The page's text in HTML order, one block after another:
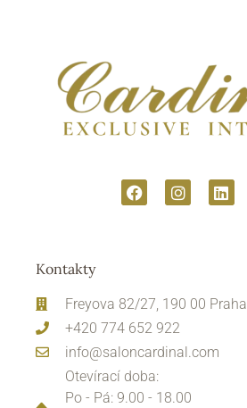
Kontakty
Freyova 82/27, 190 00 Praha
+420 774 652 922
info@saloncardinal.com
Otevírací doba:
Po - Pá: 9.00 - 18.00